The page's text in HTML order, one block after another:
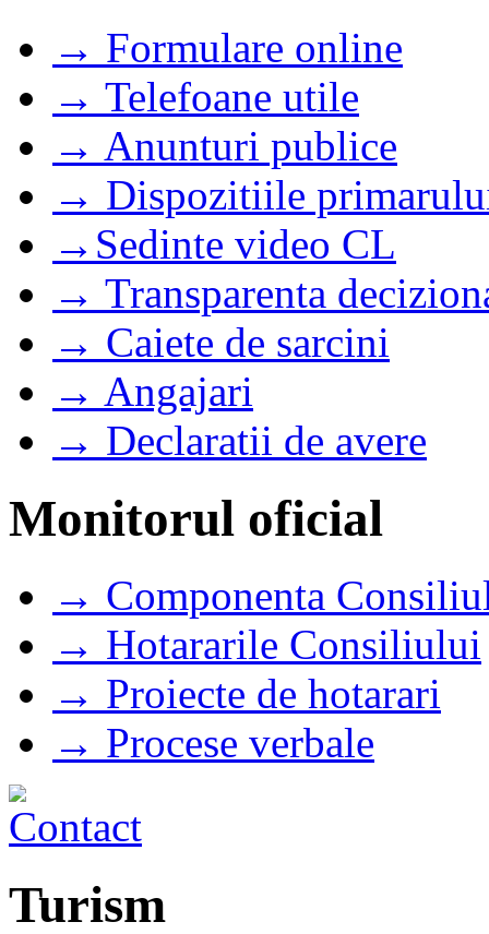
→ Formulare online
→ Telefoane utile
→ Anunturi publice
→ Dispozitiile
→Sedinte video CL
→ Transparenta
→ Caiete de sarcini
→ Angajari
→ Declaratii de avere
Monitorul oficial
→ Componenta
→ Hotararile Consiliului
→ Proiecte de hotarari
→ Procese verbale
Turism